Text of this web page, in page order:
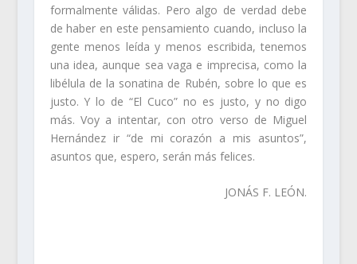
formalmente válidas. Pero algo de verdad debe
de haber en este pensamiento cuando, incluso la
gente menos leída y menos escribida, tenemos
una idea, aunque sea vaga e imprecisa, como la
libélula de la sonatina de Rubén, sobre lo que es
justo. Y lo de “El Cuco” no es justo, y no digo
más. Voy a intentar, con otro verso de Miguel
Hernández ir “de mi corazón a mis asuntos”,
asuntos que, espero, serán más felices.
JONÁS F. LEÓN.